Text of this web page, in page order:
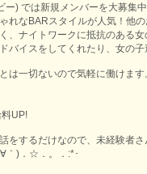
) では新規メンバーを大募集
れなBARスタイルが人気！他
、ナイトワークに抵抗のある
バイスをしてくれたり、女の
は一切ないので気軽に働けます
UP!
をするだけなので、未経験者
｀)．☆．。．:*･